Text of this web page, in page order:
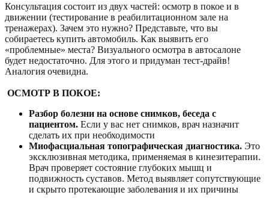
Консультация состоит из двух частей: осмотр в покое и в
движении (тестирование в реабилитационном зале на
тренажерах). Зачем это нужно? Представьте, что вы
собираетесь купить автомобиль. Как выявить его
«проблемные» места? Визуального осмотра в автосалоне
будет недостаточно. Для этого и придуман тест-драйв!
Аналогия очевидна.
ОСМОТР В ПОКОЕ:
Разбор болезни на основе снимков, беседа с
пациентом. Если у вас нет снимков, врач назначит
сделать их при необходимости
Миофасциальная топографическая диагностика. Это
эксклюзивная методика, применяемая в кинезитерапии.
Врач проверяет состояние глубоких мышц и
подвижность суставов. Метод выявляет сопутствующие
и скрыто протекающие заболевания и их причины